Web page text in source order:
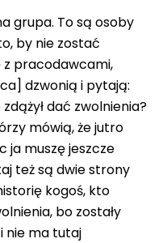
grupa. To są osoby
by nie zostać
z pracodawcami,
dzwonią i pytają:
dać zwolnienia?
mówią, że jutro
ja muszę jeszcze
też są dwie strony
kogoś, kto
bo zostały
nie ma tutaj